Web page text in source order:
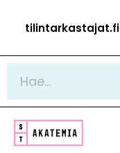
sisältöön
tilintarkastajat.fi